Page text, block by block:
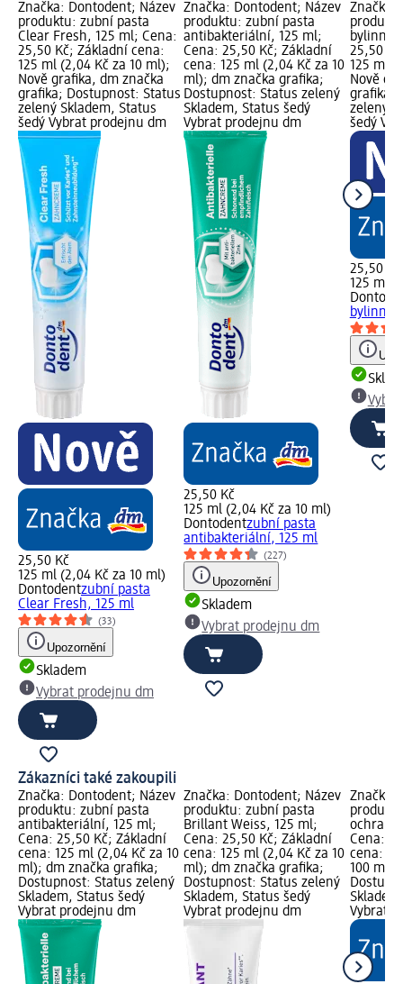
Značka: Dontodent; Název
produktu: zubní pasta
Clear Fresh, 125 ml; Cena:
25,50 Kč; Základní cena:
125 ml (2,04 Kč za 10 ml);
Nově grafika, dm značka
grafika; Dostupnost: Status
zelený Skladem, Status
šedý Vybrat prodejnu dm
25,50 Kč
125 ml (2,04 Kč za 10 ml)
Dontodentzubní pasta
Clear Fresh, 125 ml
(33)
Upozornění
Skladem
Vybrat prodejnu dm
Značka: Dontodent; Název
produktu: zubní pasta
antibakteriální, 125 ml;
Cena: 25,50 Kč; Základní
cena: 125 ml (2,04 Kč za 10
ml); dm značka grafika;
Dostupnost: Status zelený
Skladem, Status šedý
Vybrat prodejnu dm
25,50 Kč
125 ml (2,04 Kč za 10 ml)
Dontodentzubní pasta
antibakteriální, 125 ml
(227)
Upozornění
Skladem
Vybrat prodejnu dm
Značka:
bylinná,
25,50
125 ml
Nově
grafika;
zelený
šedý
25,50 Kč
125 ml
bylinná,
Zákazníci také zakoupili
Značka: Dontodent; Název
produktu: zubní pasta
antibakteriální, 125 ml;
Cena: 25,50 Kč; Základní
cena: 125 ml (2,04 Kč za 10
ml); dm značka grafika;
Dostupnost: Status zelený
Skladem, Status šedý
Vybrat prodejnu dm
Značka: Dontodent; Název
produktu: zubní pasta
Brillant Weiss, 125 ml;
Cena: 25,50 Kč; Základní
cena: 125 ml (2,04 Kč za 10
ml); dm značka grafika;
Dostupnost: Status zelený
Skladem, Status šedý
Vybrat prodejnu dm
Značka:
ochranu
Cena:
cena:
100 ml);
Vybrat